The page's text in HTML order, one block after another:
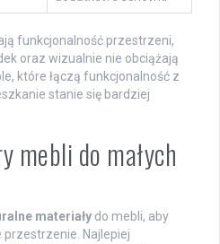
funkcjonalność przestrzeni,
oraz wizualnie nie obciążają
które łączą funkcjonalność z
stanie się bardziej
mebli do małych
materiały do mebli, aby
przestrzenie. Najlepiej